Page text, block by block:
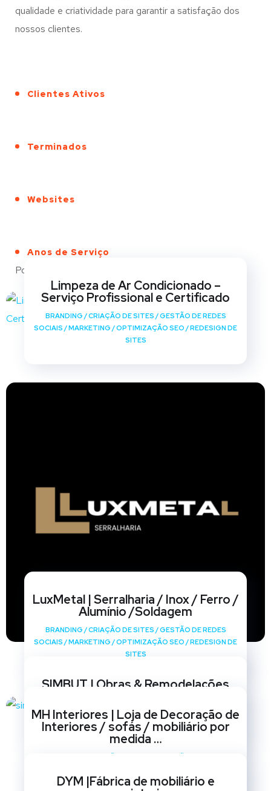
qualidade e criatividade para garantir a satisfação dos
nossos clientes.
Clientes Ativos
Terminados
Websites
Anos de Serviço
Portfólio
Limpeza de Ar Condicionado –
Serviço Profissional e Certificado
BRANDING /CRIAÇÃO DE SITES /GESTÃO DE REDES
SOCIAIS /MARKETING /OPTIMIZAÇÃO SEO /REDESIGN DE
SITES
LuxMetal | Serralharia / Inox / Ferro /
Alumínio /Soldagem
BRANDING /CRIAÇÃO DE SITES /GESTÃO DE REDES
SOCIAIS /MARKETING /OPTIMIZAÇÃO SEO /REDESIGN DE
SITES
SIMBUT | Obras & Remodelações
SOCIAIS /MARKETING OPTIMIZAÇÃO SEO/ REDESIGN DE
SITES
MH Interiores | Loja de Decoração de
Interiores / sofás / mobiliário por
medida …
SITES
DYM |Fábrica de mobiliário e